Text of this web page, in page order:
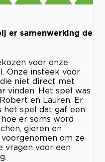
er samenwerking de
voor onze
Onze insteek voor
niet direct met
vinden. Het spel was
en Lauren. Er
het spel dat gaf een
er soms word
gieren en
om ze
vragen voor een